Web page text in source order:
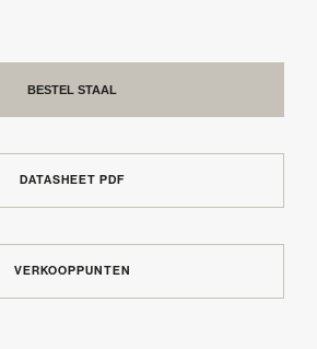
BESTEL STAAL
DATASHEET PDF
VERKOOPPUNTEN